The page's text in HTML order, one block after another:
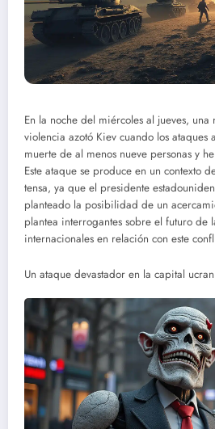
En la noche del miércoles al jueves, una
violencia azotó Kiev cuando los ataques
muerte de al menos nueve personas y
Este ataque se produce en un contexto
tensa, ya que el presidente
planteado la posibilidad de un
plantea interrogantes sobre el futuro de
internacionales en relación con este
Un ataque devastador en la capital